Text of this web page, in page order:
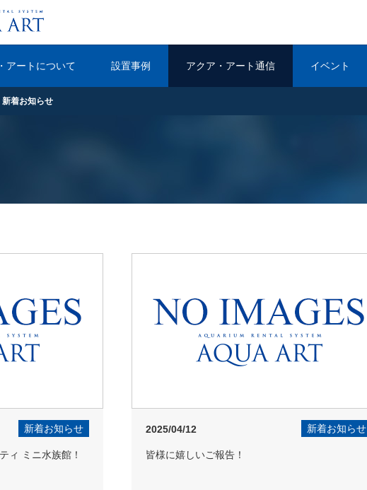
アートについて 設置事例 アクア・アート通信 イベント
新着お知らせ
新着お知らせ
ィ ミニ水族館！
2025/04/12 新着お知らせ
皆様に嬉しいご報告！